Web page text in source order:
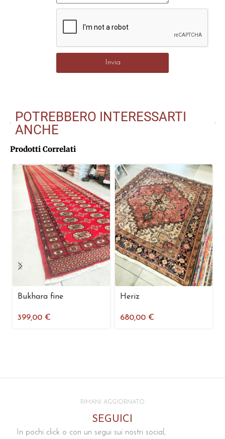
Invia
POTREBBERO INTERESSARTI
ANCHE
Prodotti Correlati
Bukhara fine
399,00 €
Heriz
680,00 €
RIMANI AGGIORNATO
SEGUICI
In pochi click o con un segui sui nostri social,